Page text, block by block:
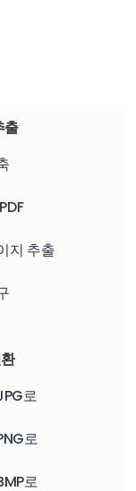
출
지 추출
로
로
로